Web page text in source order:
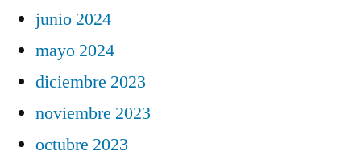
junio 2024
mayo 2024
diciembre 2023
noviembre 2023
octubre 2023